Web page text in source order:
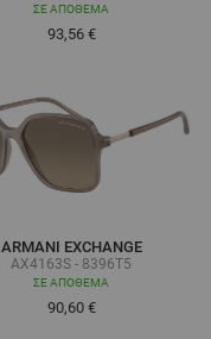
ΣΕ ΑΠΌΘΕΜΑ
93,56 €
ARMANI EXCHANGE
AX4163S - 8396T5
ΣΕ ΑΠΌΘΕΜΑ
90,60 €